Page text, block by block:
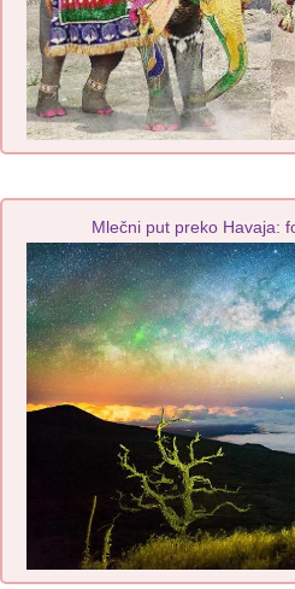
Mlečni put preko Havaja: